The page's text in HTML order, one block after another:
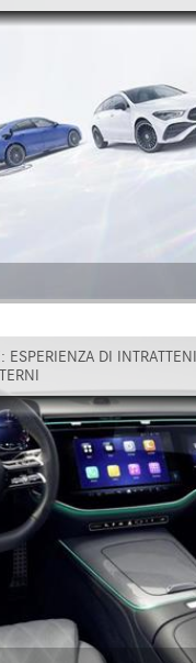
ESPERIENZA DI